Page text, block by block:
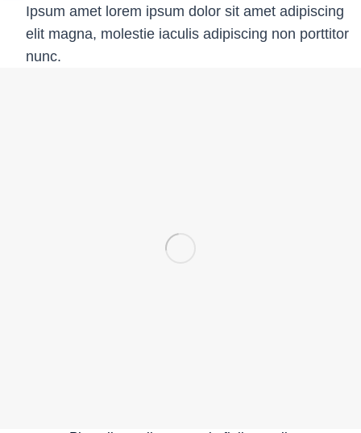
Ipsum amet lorem ipsum dolor sit amet adipiscing
elit magna, molestie iaculis adipiscing non porttitor
nunc.